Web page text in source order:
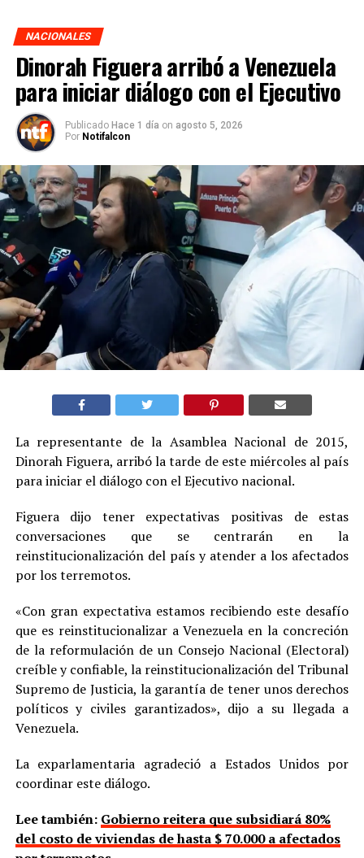
NACIONALES
Dinorah Figuera arribó a Venezuela
para iniciar diálogo con el Ejecutivo
Publicado Hace 1 día on agosto 5, 2026
Por Notifalcon
La representante de la Asamblea Nacional de 2015,
Dinorah Figuera, arribó la tarde de este miércoles al país
para iniciar el diálogo con el Ejecutivo nacional.
Figuera dijo tener expectativas positivas de estas
conversaciones que se centrarán en la
reinstitucionalización del país y atender a los afectados
por los terremotos.
«Con gran expectativa estamos recibiendo este desafío
que es reinstitucionalizar a Venezuela en la concreción
de la reformulación de un Consejo Nacional (Electoral)
creíble y confiable, la reinstitucionalización del Tribunal
Supremo de Justicia, la garantía de tener unos derechos
políticos y civiles garantizados», dijo a su llegada a
Venezuela.
La exparlamentaria agradeció a Estados Unidos por
coordinar este diálogo.
Lee también: Gobierno reitera que subsidiará 80%
del costo de viviendas de hasta $ 70.000 a afectados